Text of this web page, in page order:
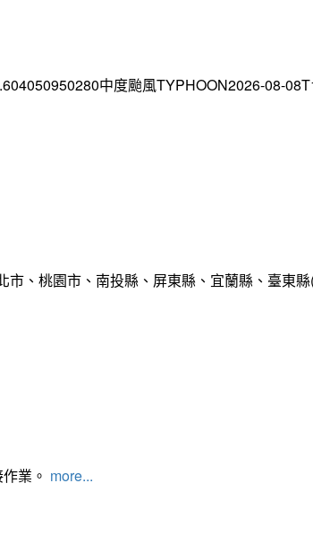
中度颱風TYPHOON2026-08-
、桃園市、南投縣、屏東縣、宜蘭縣、臺東
業。 more...